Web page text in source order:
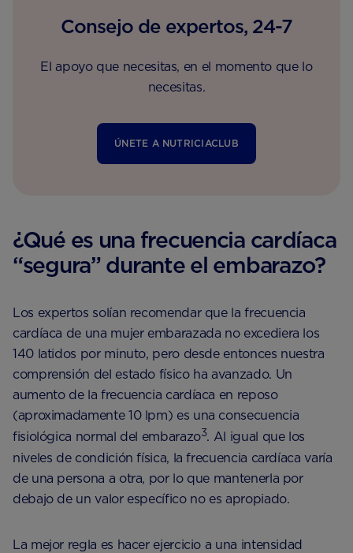
Consejo de expertos, 24-7
El apoyo que necesitas, en el momento que lo
necesitas.
ÚNETE A NUTRICIACLUB
¿Qué es una frecuencia cardíaca
“segura” durante el embarazo?
Los expertos solían recomendar que la frecuencia
cardíaca de una mujer embarazada no excediera los
140 latidos por minuto, pero desde entonces nuestra
comprensión del estado físico ha avanzado. Un
aumento de la frecuencia cardíaca en reposo
(aproximadamente 10 lpm) es una consecuencia
fisiológica normal del embarazo3. Al igual que los
niveles de condición física, la frecuencia cardíaca varía
de una persona a otra, por lo que mantenerla por
debajo de un valor específico no es apropiado.
La mejor regla es hacer ejercicio a una intensidad